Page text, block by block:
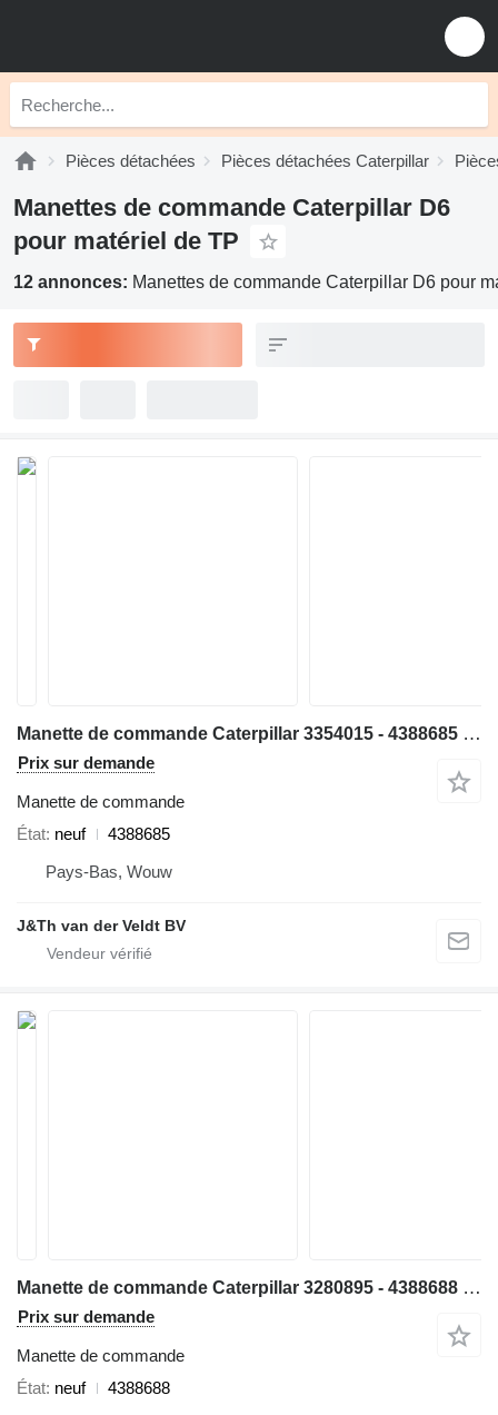
Pièces détachées Pièces détachées Caterpillar
Manettes de commande Caterpillar D6
pour matériel de TP
12 annonces: Manettes de commande Caterpillar D6 pour
Manette de commande Caterpillar 3354015 - 4388685 pour bulldozer Caterpillar D6T MT440AC
Prix sur demande
Manette de commande
État neuf
4388685
Pays-Bas, Wouw
J&Th van der Veldt BV
Manette de commande Caterpillar 3280895 - 4388688 pour bulldozer Caterpillar D3K D4K D5K D6K D6K2
Prix sur demande
Manette de commande
État neuf
4388688